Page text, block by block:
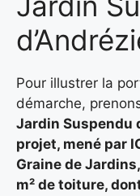
Pour illustrer la
démarche,
Jardin Suspendu
projet, mené par
Graine de
m² de toiture,